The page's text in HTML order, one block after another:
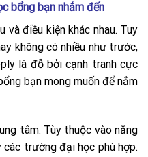
bổng bạn nhắm đến
và điều kiện khác nhau. Tuy
không có nhiều như trước,
là đỗ bởi cạnh tranh cực
bạn mong muốn để nắm
tâm. Tùy thuộc vào năng
trường đại học phù hợp.